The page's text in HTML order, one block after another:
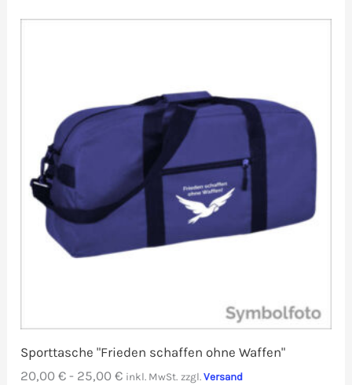
Sporttasche "Frieden schaffen ohne Waffen"
20,00€ - 25,00€ inkl. MwSt. zzgl.Versand